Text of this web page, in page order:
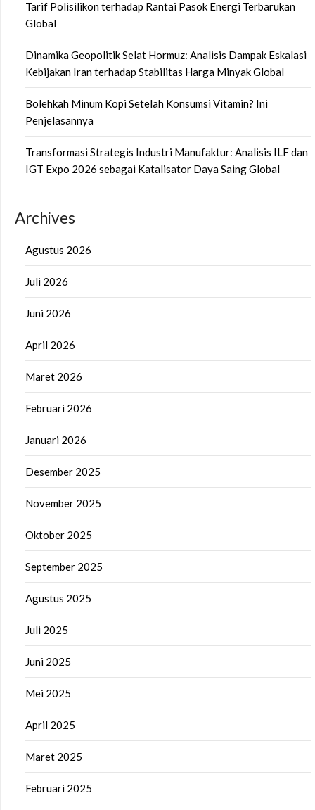
Tarif Polisilikon terhadap Rantai Pasok Energi Terbarukan
Global
Dinamika Geopolitik Selat Hormuz: Analisis Dampak Eskalasi
Kebijakan Iran terhadap Stabilitas Harga Minyak Global
Bolehkah Minum Kopi Setelah Konsumsi Vitamin? Ini
Penjelasannya
Transformasi Strategis Industri Manufaktur: Analisis ILF dan
IGT Expo 2026 sebagai Katalisator Daya Saing Global
Archives
Agustus 2026
Juli 2026
Juni 2026
April 2026
Maret 2026
Februari 2026
Januari 2026
Desember 2025
November 2025
Oktober 2025
September 2025
Agustus 2025
Juli 2025
Juni 2025
Mei 2025
April 2025
Maret 2025
Februari 2025